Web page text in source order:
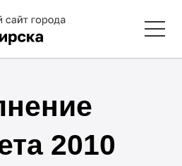
2010